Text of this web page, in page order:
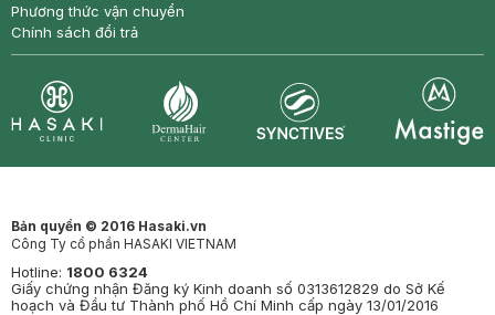
Phương thức vận chuyển
Chính sách đổi trả
Bản quyền © 2016 Hasaki.vn
Công Ty cổ phần HASAKI VIETNAM
Hotline: 1800 6324
Giấy chứng nhận Đăng ký Kinh doanh số 0313612829 do Sở Kế
hoạch và Đầu tư Thành phố Hồ Chí Minh cấp ngày 13/01/2016